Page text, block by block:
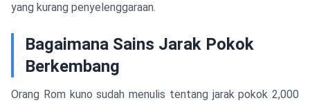
yang kurang penyelenggaraan.
Bagaimana Sains Jarak Pokok
Berkembang
Orang Rom kuno sudah menulis tentang jarak pokok 2,000